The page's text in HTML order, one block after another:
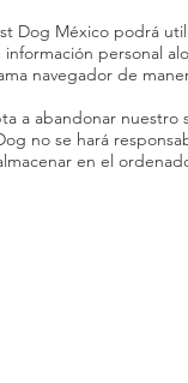
Dog México podrá
información personal
navegador de
a abandonar
no se hará
en el